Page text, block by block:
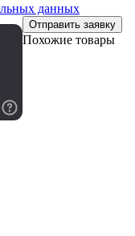
данных
Отправить заявку
Похожие товары